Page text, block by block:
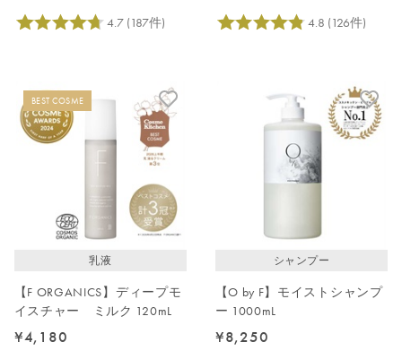
BEST COSME
乳液
【F ORGANICS】ディープモ
イスチャー ミルク 120mL
¥4,180
シャンプー
【O by F】モイストシャンプ
ー 1000mL
¥8,250